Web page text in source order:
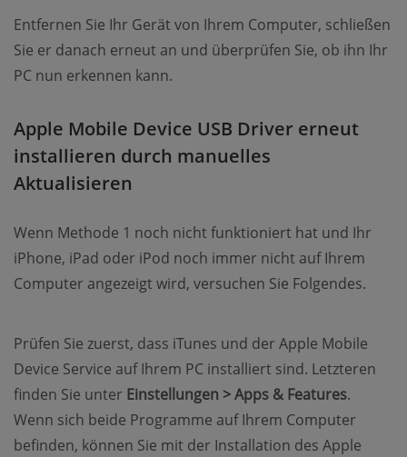
Entfernen Sie Ihr Gerät von Ihrem Computer, schließen
Sie er danach erneut an und überprüfen Sie, ob ihn Ihr
PC nun erkennen kann.
Apple Mobile Device USB Driver erneut
installieren durch manuelles
Aktualisieren
Wenn Methode 1 noch nicht funktioniert hat und Ihr
iPhone, iPad oder iPod noch immer nicht auf Ihrem
Computer angezeigt wird, versuchen Sie Folgendes.
Prüfen Sie zuerst, dass iTunes und der Apple Mobile
Device Service auf Ihrem PC installiert sind. Letzteren
finden Sie unter Einstellungen > Apps & Features.
Wenn sich beide Programme auf Ihrem Computer
befinden, können Sie mit der Installation des Apple